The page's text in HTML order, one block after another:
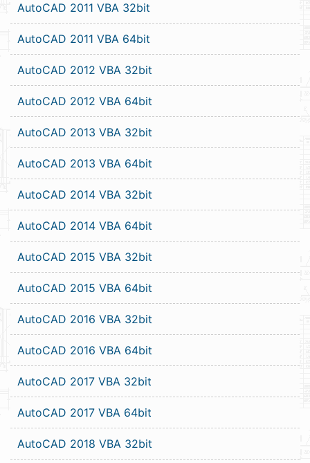
AutoCAD 2011 VBA 32bit
AutoCAD 2011 VBA 64bit
AutoCAD 2012 VBA 32bit
AutoCAD 2012 VBA 64bit
AutoCAD 2013 VBA 32bit
AutoCAD 2013 VBA 64bit
AutoCAD 2014 VBA 32bit
AutoCAD 2014 VBA 64bit
AutoCAD 2015 VBA 32bit
AutoCAD 2015 VBA 64bit
AutoCAD 2016 VBA 32bit
AutoCAD 2016 VBA 64bit
AutoCAD 2017 VBA 32bit
AutoCAD 2017 VBA 64bit
AutoCAD 2018 VBA 32bit